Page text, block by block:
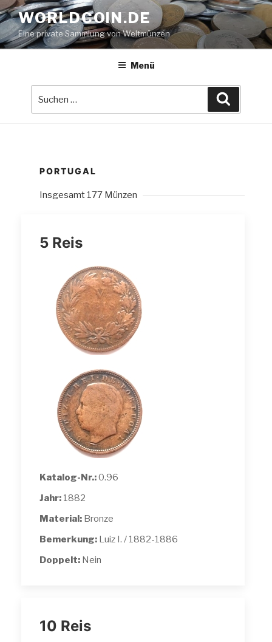
Zum
Inhalt
springen
WORLDCOIN.DE
Eine private Sammlung von Weltmünzen
Menü
PORTUGAL
Insgesamt 177 Münzen
5 Reis
Katalog-Nr.:0.96
Jahr: 1882
Material: Bronze
Bemerkung: Luiz I. / 1882-1886
Doppelt: Nein
10 Reis